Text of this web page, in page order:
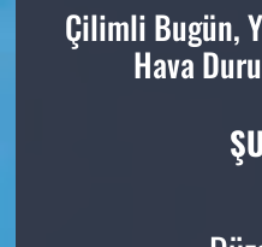
Çilimli Bugün,
Hava
Süper Lig Puan
Tüm Manşetler
Son Dakika Haberleri